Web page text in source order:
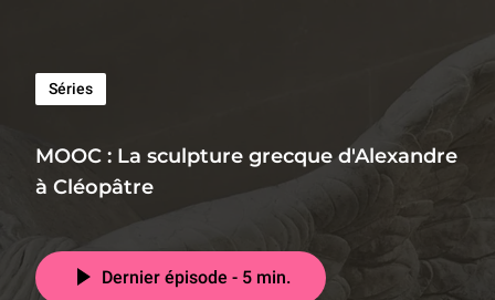
MOOC : La sculpture grecque d'Alexandre
à CléopâtreMOOC : La sculpture grecque
Séries
Dernier épisode - 5 min.